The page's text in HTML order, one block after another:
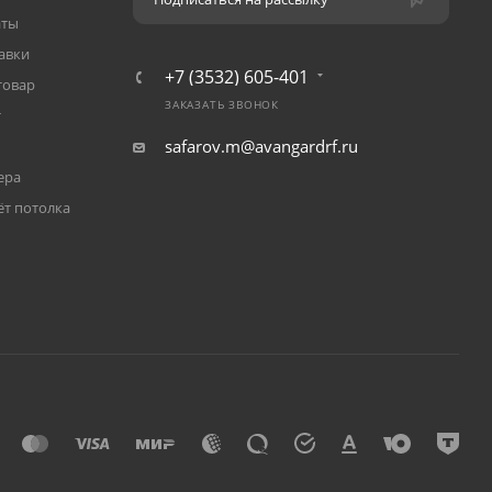
потолка
+7 (3532) 605-401
ЗАКАЗАТЬ ЗВОНОК
safarov.m@avangardrf.ru